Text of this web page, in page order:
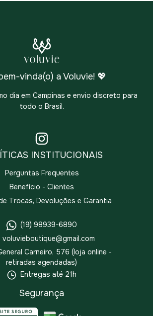
vinda(o) a Voluvie! 💖
dia em Campinas e envio discreto para
todo o Brasil.
INSTITUCIONAIS
Perguntas Frequentes
Benefício - Clientes
Trocas, Devoluções e Garantia
(19) 98939-6890
voluvieboutique@gmail.com
Carneiro, 576 (loja online -
retiradas agendadas)
Entregas até 21h
Segurança